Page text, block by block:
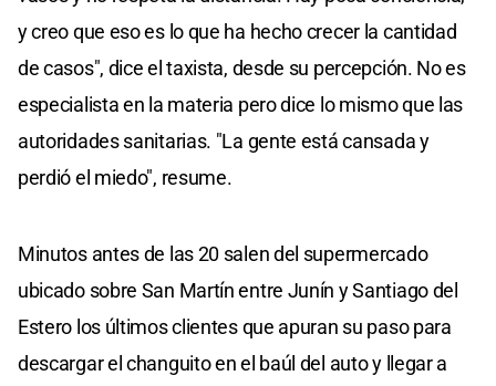
y creo que eso es lo que ha hecho crecer la cantidad
de casos", dice el taxista, desde su percepción. No es
especialista en la materia pero dice lo mismo que las
autoridades sanitarias. "La gente está cansada y
perdió el miedo", resume.
Minutos antes de las 20 salen del supermercado
ubicado sobre San Martín entre Junín y Santiago del
Estero los últimos clientes que apuran su paso para
descargar el changuito en el baúl del auto y llegar a